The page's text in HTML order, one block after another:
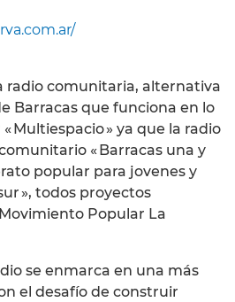
radio comunitaria, alternativa
Barracas que funciona en lo
Multiespacio » ya que la radio
« Barracas una y
popular para jovenes y
», todos proyectos
Popular La
se enmarca en una más
el desafío de construir